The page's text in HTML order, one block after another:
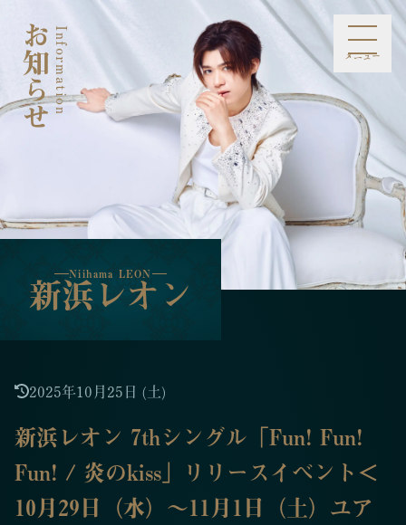
メニュー
Niihama LEON
新浜レオン
Information
お知らせProfile
プロフィールSchedule
スケジュールMedia
メディアLive Event
ライブ・イベントMusic
ミュージックFan Club
ファンクラブOnline Shop
オンラインショップContact
お問合せ
Information
お知らせ
Niihama LEON
新浜レオン
2025年10月25日 (土)
新浜レオン 7thシングル「Fun! Fun!
Fun! / 炎のkiss」リリースイベント＜
10月29日（水）〜11月1日（土）ユア